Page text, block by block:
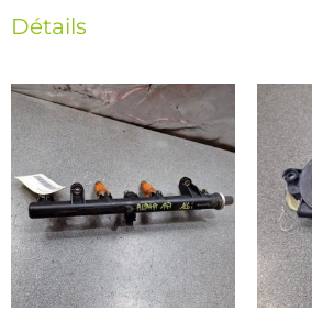
Détails